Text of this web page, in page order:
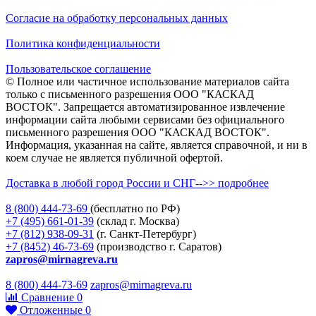
Согласие на обработку персональных данных
Политика конфиденциальности
Пользовательское соглашение
© Полное или частичное использование материалов сайта
только с письменного разрешения ООО "КАСКАД
ВОСТОК". Запрещается автоматизированное извлечение
информации сайта любыми сервисами без официального
письменного разрешения ООО "КАСКАД ВОСТОК".
Информация, указанная на сайте, является справочной, и ни в
коем случае не является публичной офертой.
Доставка в любой город России и СНГ-->> подробнее
8 (800) 444-73-69 (бесплатно по РФ)
+7 (495) 661-01-39 (склад г. Москва)
+7 (812) 938-09-31 (г. Санкт-Петербург)
+7 (8452) 46-73-69 (производство г. Саратов)
zapros@mirnagreva.ru
8 (800) 444-73-69 zapros@mirnagreva.ru
Сравнение 0
Отложенные 0